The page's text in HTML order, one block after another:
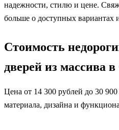
надежности, стилю и цене.
больше о доступных вариантах
Стоимость
дверей из массива
Цена от 14 300 рублей до 30
материала, дизайна и